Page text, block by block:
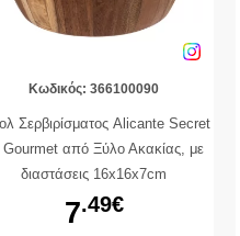
Κωδικός: 366100090
Σερβιρίσματος Alicante Secret
Gourmet από Ξύλο Ακακίας, με
διαστάσεις 16x16x7cm
7.49€